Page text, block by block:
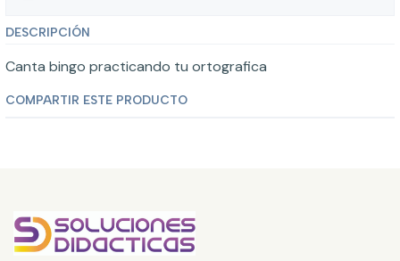
DESCRIPCIÓN
Canta bingo practicando tu ortografica
COMPARTIR ESTE PRODUCTO